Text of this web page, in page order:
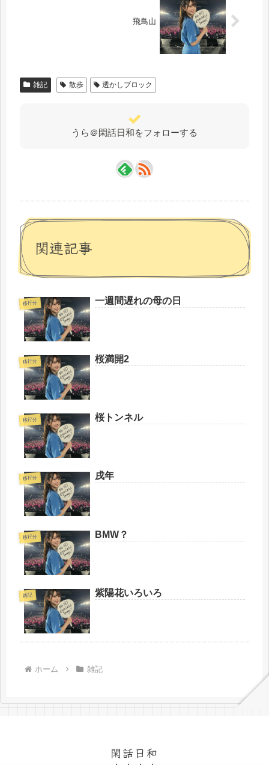
飛鳥山
雑記 散歩 透かしブロック
うら＠閑話日和をフォローする
関連記事
移行分 一週間遅れの母の日
移行分 桜満開2
移行分 桜トンネル
移行分 戌年
移行分 BMW？
雑記 紫陽花いろいろ
ホーム 雑記
閑話日和